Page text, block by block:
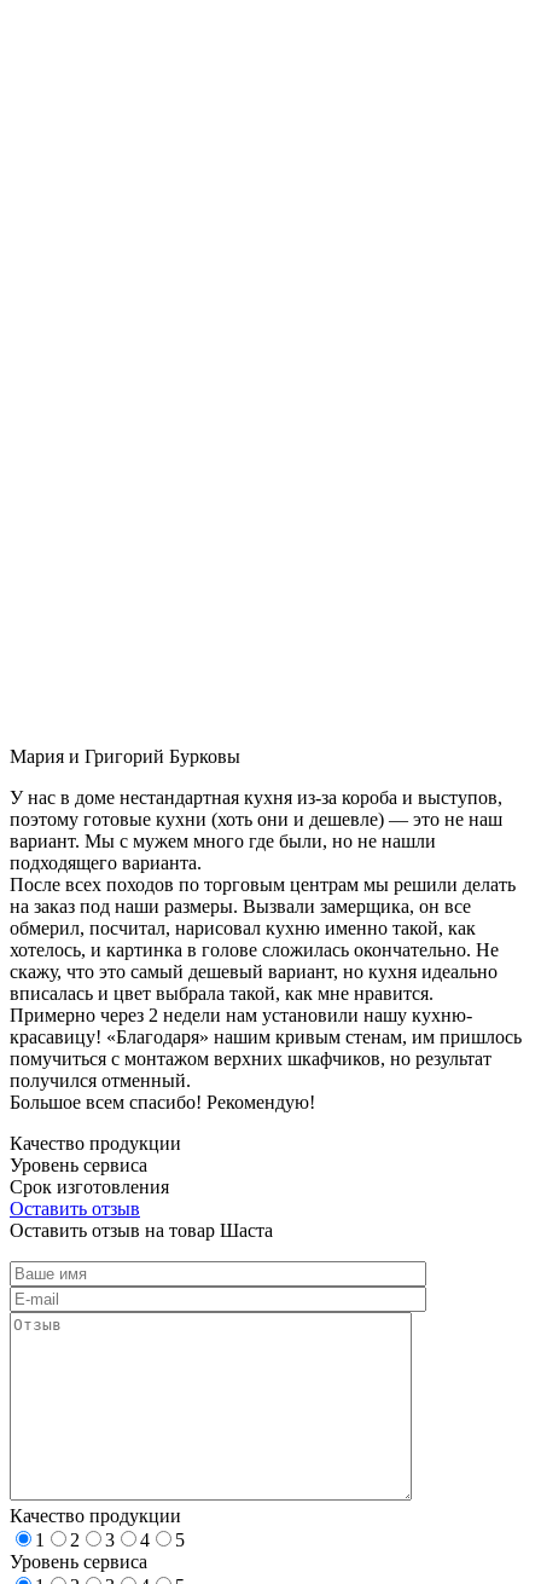
Мария и Григорий Бурковы
У нас в доме нестандартная кухня из-за короба и выступов,
поэтому готовые кухни (хоть они и дешевле) — это не наш
вариант. Мы с мужем много где были, но не нашли
подходящего варианта.
После всех походов по торговым центрам мы решили делать
на заказ под наши размеры. Вызвали замерщика, он все
обмерил, посчитал, нарисовал кухню именно такой, как
хотелось, и картинка в голове сложилась окончательно. Не
скажу, что это самый дешевый вариант, но кухня идеально
вписалась и цвет выбрала такой, как мне нравится.
Примерно через 2 недели нам установили нашу кухню-
красавицу! «Благодаря» нашим кривым стенам, им пришлось
помучиться с монтажом верхних шкафчиков, но результат
получился отменный.
Большое всем спасибо! Рекомендую!
Качество продукции
Уровень сервиса
Срок изготовления
Оставить отзыв
Оставить отзыв на товар Шаста
Качество продукции
1
2 3 4
5
Уровень сервиса